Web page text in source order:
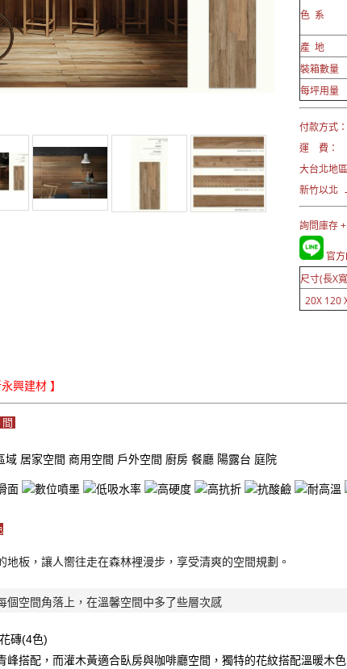
色 系
產 地
裝箱數量
每坪用量
付款方式
運 費：
大台北地
新竹以北
詢問庫存
官
尺寸(長X
20X 120
興建材 】
域 居家空間商用空間 戶外空間 廚房餐廳 陽露台 庭院
地板，讓人嚮往走在森林裡漫步，享受清爽的空間規劃。
個空間角落上，在溫馨空間中多了些層次感
磚(4色)
峰搭配，而灌木黃適合臥房與咖啡廳空間，獨特的花紋搭配溫暖木色